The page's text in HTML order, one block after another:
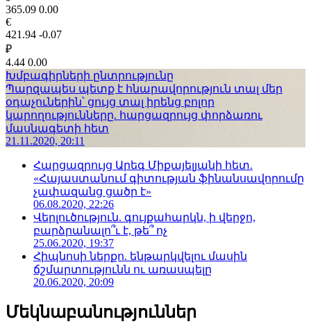
365.09 0.00
€
421.94 -0.07
₽
4.44 0.00
Խմբագիրների ընտրությունը
Պարզապես պետք է հնարավորություն տալ մեր
օդաչուներին՝ ցույց տալ իրենց բոլոր
կարողությունները. հարցազրույց փորձառու
մասնագետի հետ
21.11.2020, 20:11
Հարցազրույց Արեգ Միքայելյանի հետ.
«Հայաստանում գիտության ֆինանսավորումը
չափազանց ցածր է»
06.08.2020, 22:26
Վերլուծություն. գույքահարկն, ի վերջո,
բարձրանալո՞ւ է, թե՞ ոչ
25.06.2020, 19:37
Հիպնոսի ներքո. ենթարկվելու մասին
ճշմարտությունն ու առասպելը
20.06.2020, 20:09
Մեկնաբանություններ